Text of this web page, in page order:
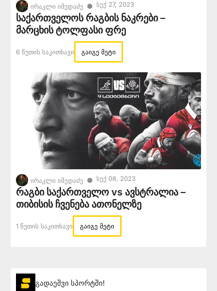
ირაკლი იმედაძე ● Სექ 27, 2023
საქართველოს რაგბის ნაკრები –
მარცხის ტოლფასი ფრე
6 Წუთის Საკითხავი გაიგე მეტი
ირაკლი იმედაძე ● Სექ 08, 2023
რაგბი საქართველო vs ავსტრალია –
თიბისის ჩვენება ათონელზე
1 Წუთის Საკითხავი გაიგე მეტი
გადაეშვი სპორტში!